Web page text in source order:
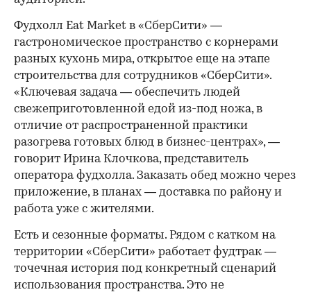
Фудхолл Eat Market в «СберСити» —
гастрономическое пространство с корнерами
разных кухонь мира, открытое еще на этапе
строительства для сотрудников «СберСити».
«Ключевая задача — обеспечить людей
свежеприготовленной едой из-под ножа, в
отличие от распространенной практики
разогрева готовых блюд в бизнес-центрах», —
говорит Ирина Клочкова, представитель
оператора фудхолла. Заказать обед можно через
приложение, в планах — доставка по району и
работа уже с жителями.
Есть и сезонные форматы. Рядом с катком на
территории «СберСити» работает фудтрак —
точечная история под конкретный сценарий
использования пространства. Это не